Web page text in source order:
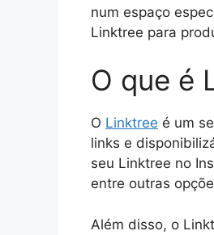
num espaço
Linktree para
O que é
O Linktree é um
links e
seu Linktree no
entre outras
Além disso, o